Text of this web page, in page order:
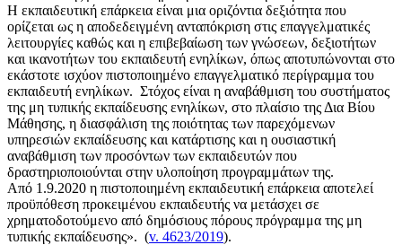
Η εκπαιδευτική επάρκεια είναι μια οριζόντια δεξιότητα που
ορίζεται ως η αποδεδειγμένη ανταπόκριση στις επαγγελματικές
λειτουργίες καθώς και η επιβεβαίωση των γνώσεων, δεξιοτήτων
και ικανοτήτων του εκπαιδευτή ενηλίκων, όπως αποτυπώνονται στο
εκάστοτε ισχύον πιστοποιημένο επαγγελματικό περίγραμμα του
εκπαιδευτή ενηλίκων. Στόχος είναι η αναβάθμιση του συστήματος
της μη τυπικής εκπαίδευσης ενηλίκων, στο πλαίσιο της Δια Βίου
Μάθησης, η διασφάλιση της ποιότητας των παρεχόμενων
υπηρεσιών εκπαίδευσης και κατάρτισης και η ουσιαστική
αναβάθμιση των προσόντων των εκπαιδευτών που
δραστηριοποιούνται στην υλοποίηση προγραμμάτων της.
Από 1.9.2020 η πιστοποιημένη εκπαιδευτική επάρκεια αποτελεί
προϋπόθεση προκειμένου εκπαιδευτής να μετάσχει σε
χρηματοδοτούμενο από δημόσιους πόρους πρόγραμμα της μη
τυπικής εκπαίδευσης». (v. 4623/2019).